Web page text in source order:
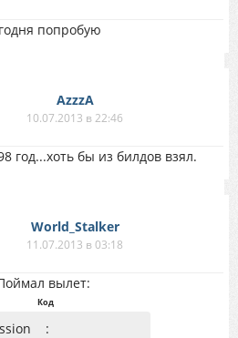
попробую
AzzzA
10.07.2013 в 22:46
год...хоть бы из билдов взял.
World_Stalker
11.07.2013 в 03:18
вылет:
Код
: